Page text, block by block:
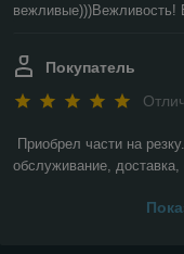
вежливые)))Вежливость!
Покупатель
Приобрел части на
обслуживание,